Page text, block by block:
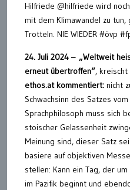
Hilfriede @hilfriede wird
mit dem Klimawandel zu tun,
Trotteln. NIE WIEDER #övp
24. Juli 2024 – „Weltweit
erneut übertroffen“,
ethos.at kommentiert: nicht
Schwachsinn des Satzes
Sprachphilosoph muss sich
stoischer Gelassenheit
Meinung sind, dieser Satz
basiere auf objektiven
stellen: Kann ein Tag, der
im Pazifik beginnt und